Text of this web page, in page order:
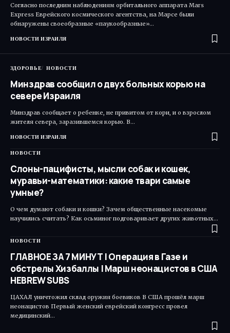
Согласно последним наблюдениям орбитального аппарата Mars
Express Еврейского космического агентства, на Марсе были
обнаружены своеобразные «паукообразные»…
НОВОСТИ ИЗРАИЛЯ
ЗДОРОВЬЕ НОВОСТИ
Минздрав сообщил о двух больных корью на
севере Израиля
Минздрав сообщает о ребенке, не привитом от кори, и о взрослом
жителя севера, заразившемся корью. В…
НОВОСТИ ИЗРАИЛЯ
НОВОСТИ
Слоны-пацифисты, мысли собак и кошек,
муравьи-математики: какие твари самые
умные?
О чем думают собаки и кошки? Зачем общественные насекомые
научились считать? Как осьминог подговаривает других животных…
НОВОСТИ
ГЛАВНОЕ ЗА 7 МИНУТ | Операция в Газе и
обстрелы Хизбаллы | Марш неонацистов в США
HEBREW SUBS
ЦАХАЛ уничтожил склад оружия боевиков В США прошёл марш
неонацистов Первый женский еврейский конгресс провел
медицинский…